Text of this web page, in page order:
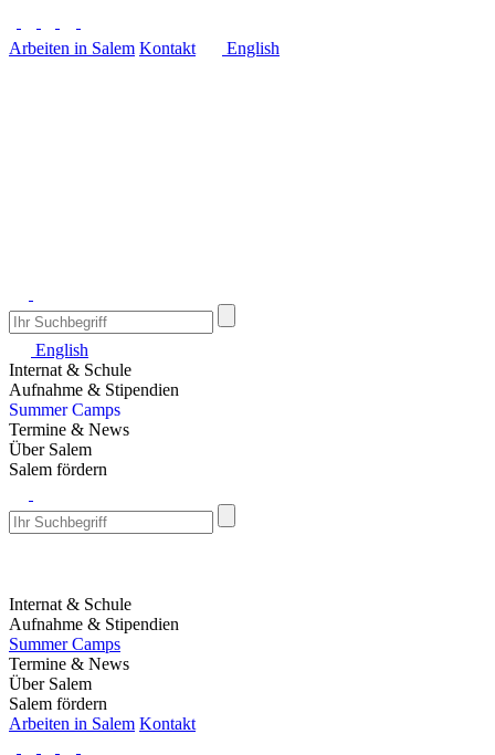
Arbeiten in Salem Kontakt English
English
Internat & Schule
Aufnahme & Stipendien
Summer Camps
Termine & News
Über Salem
Salem fördern
Internat & Schule
Aufnahme & Stipendien
Summer Camps
Termine & News
Über Salem
Salem fördern
Arbeiten in Salem Kontakt